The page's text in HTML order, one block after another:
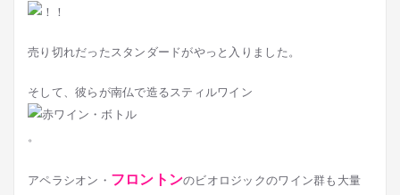
売り切れだったスタンダードがやっと入りました。
そして、彼らが南仏で造るスティルワイン
。
アペラシオン・ フロントンのビオロジックのワイン群も大量